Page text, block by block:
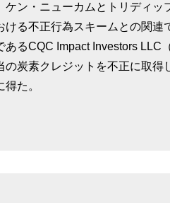
ケン・ニューカムとトリディッ
ける不正行為スキームとの関連
あるCQC Impact Investors LLC
の炭素クレジットを不正に取得
た。